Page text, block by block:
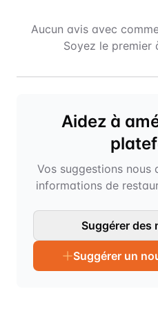
Aucun avis avec
Soyez le premier
Aidez à
Vos suggestions nous
informations de
Suggérer des
Suggérer un